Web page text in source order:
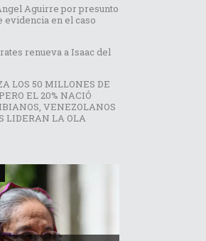
Aguirre por presunto
evidencia en el caso
renueva a Isaac del
LOS 50 MILLONES DE
EL 20% NACIÓ
VENEZOLANOS
LIDERAN LA OLA